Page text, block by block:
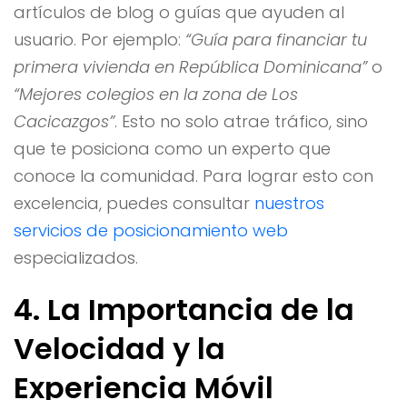
artículos de blog o guías que ayuden al
usuario. Por ejemplo: “Guía para financiar tu
primera vivienda en República Dominicana”o
“Mejores colegios en la zona de Los
Cacicazgos”. Esto no solo atrae tráfico, sino
que te posiciona como un experto que
conoce la comunidad. Para lograr esto con
excelencia, puedes consultar nuestros
servicios de posicionamiento web
especializados.
4. La Importancia de la
Velocidad y la
Experiencia Móvil